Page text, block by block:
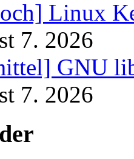
Linux
7. 2026
GNU
7. 2026